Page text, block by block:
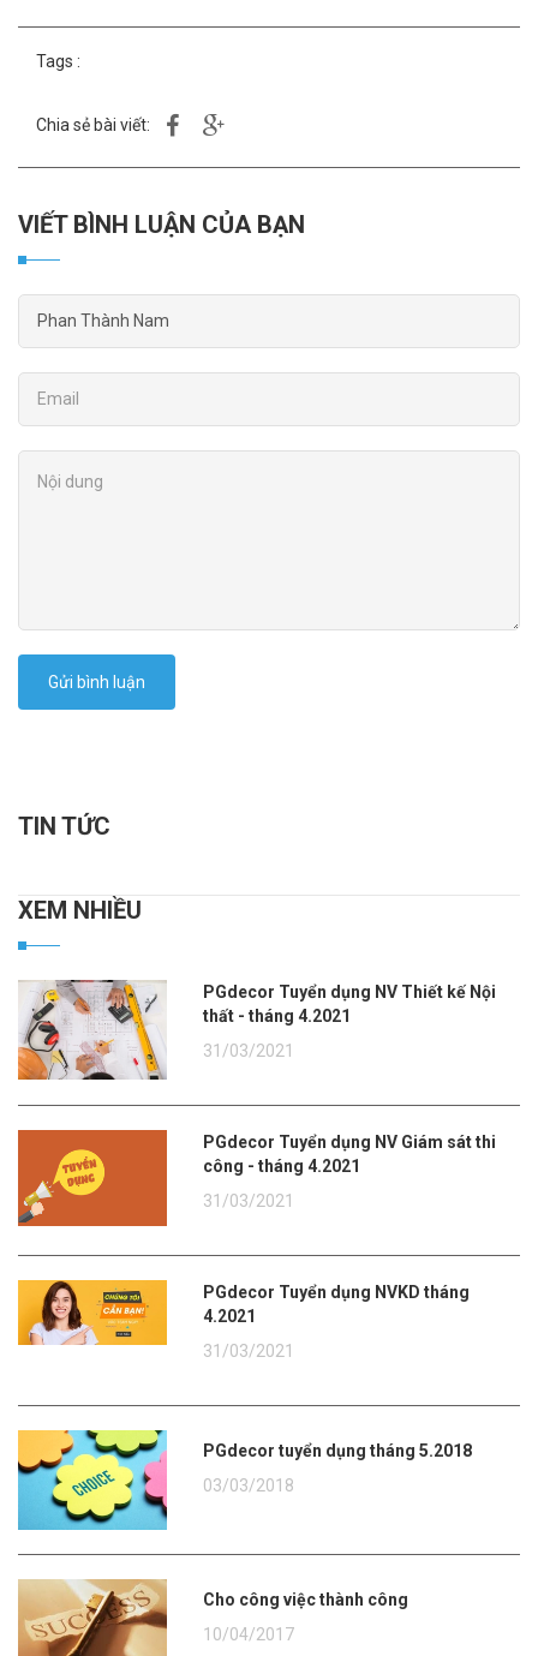
Tags :
Chia sẻ bài viết:
VIẾT BÌNH LUẬN CỦA BẠN
Gửi bình luận
TIN TỨC
XEM NHIỀU
PGdecor Tuyển dụng NV Thiết kế Nội
thất - tháng 4.2021
31/03/2021
PGdecor Tuyển dụng NV Giám sát thi
công - tháng 4.2021
31/03/2021
PGdecor Tuyển dụng NVKD tháng
4.2021
31/03/2021
PGdecor tuyển dụng tháng 5.2018
03/03/2018
Cho công việc thành công
10/04/2017